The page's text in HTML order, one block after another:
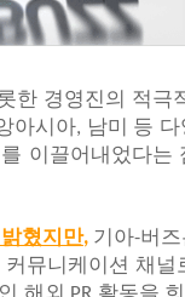
한 경영진의 적극
아시아, 남미 등 다
이끌어내었다는
밝혔지만, 기아-버
커뮤니케이션 채널